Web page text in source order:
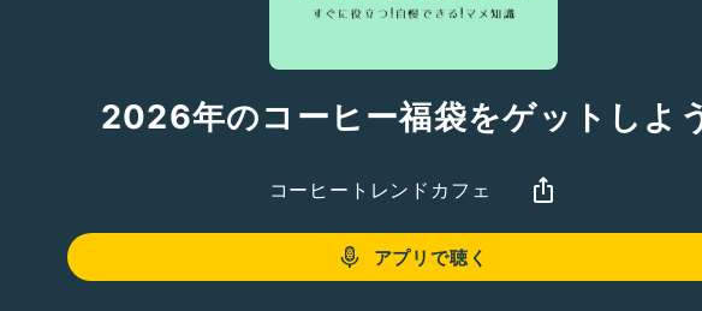
2026年のコーヒー福袋をゲットしよ
コーヒートレンドカフェ
アプリで聴く